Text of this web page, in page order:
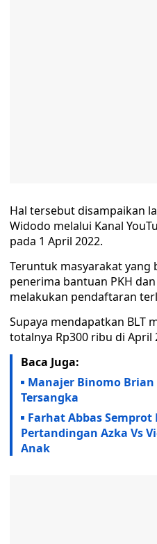
Hal tersebut disampaikan
Widodo melalui Kanal
pada 1 April 2022.
Teruntuk masyarakat
penerima bantuan PKH
melakukan pendaftaran
Supaya mendapatkan BLT
totalnya Rp300 ribu di April
Baca Juga:
Manajer Binomo
Tersangka
Farhat Abbas Semprot
Pertandingan Azka Vs
Anak